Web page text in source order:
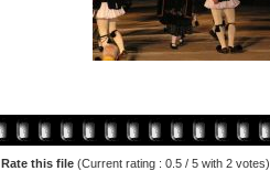
Rate this file (Current rating : 0.5 / 5 with 2 votes)